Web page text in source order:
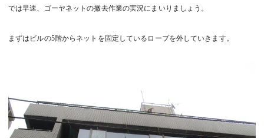
では早速、ゴーヤネットの撤去作業の実況にまいりましょう。
まずはビルの5階からネットを固定しているロープを外していきます。